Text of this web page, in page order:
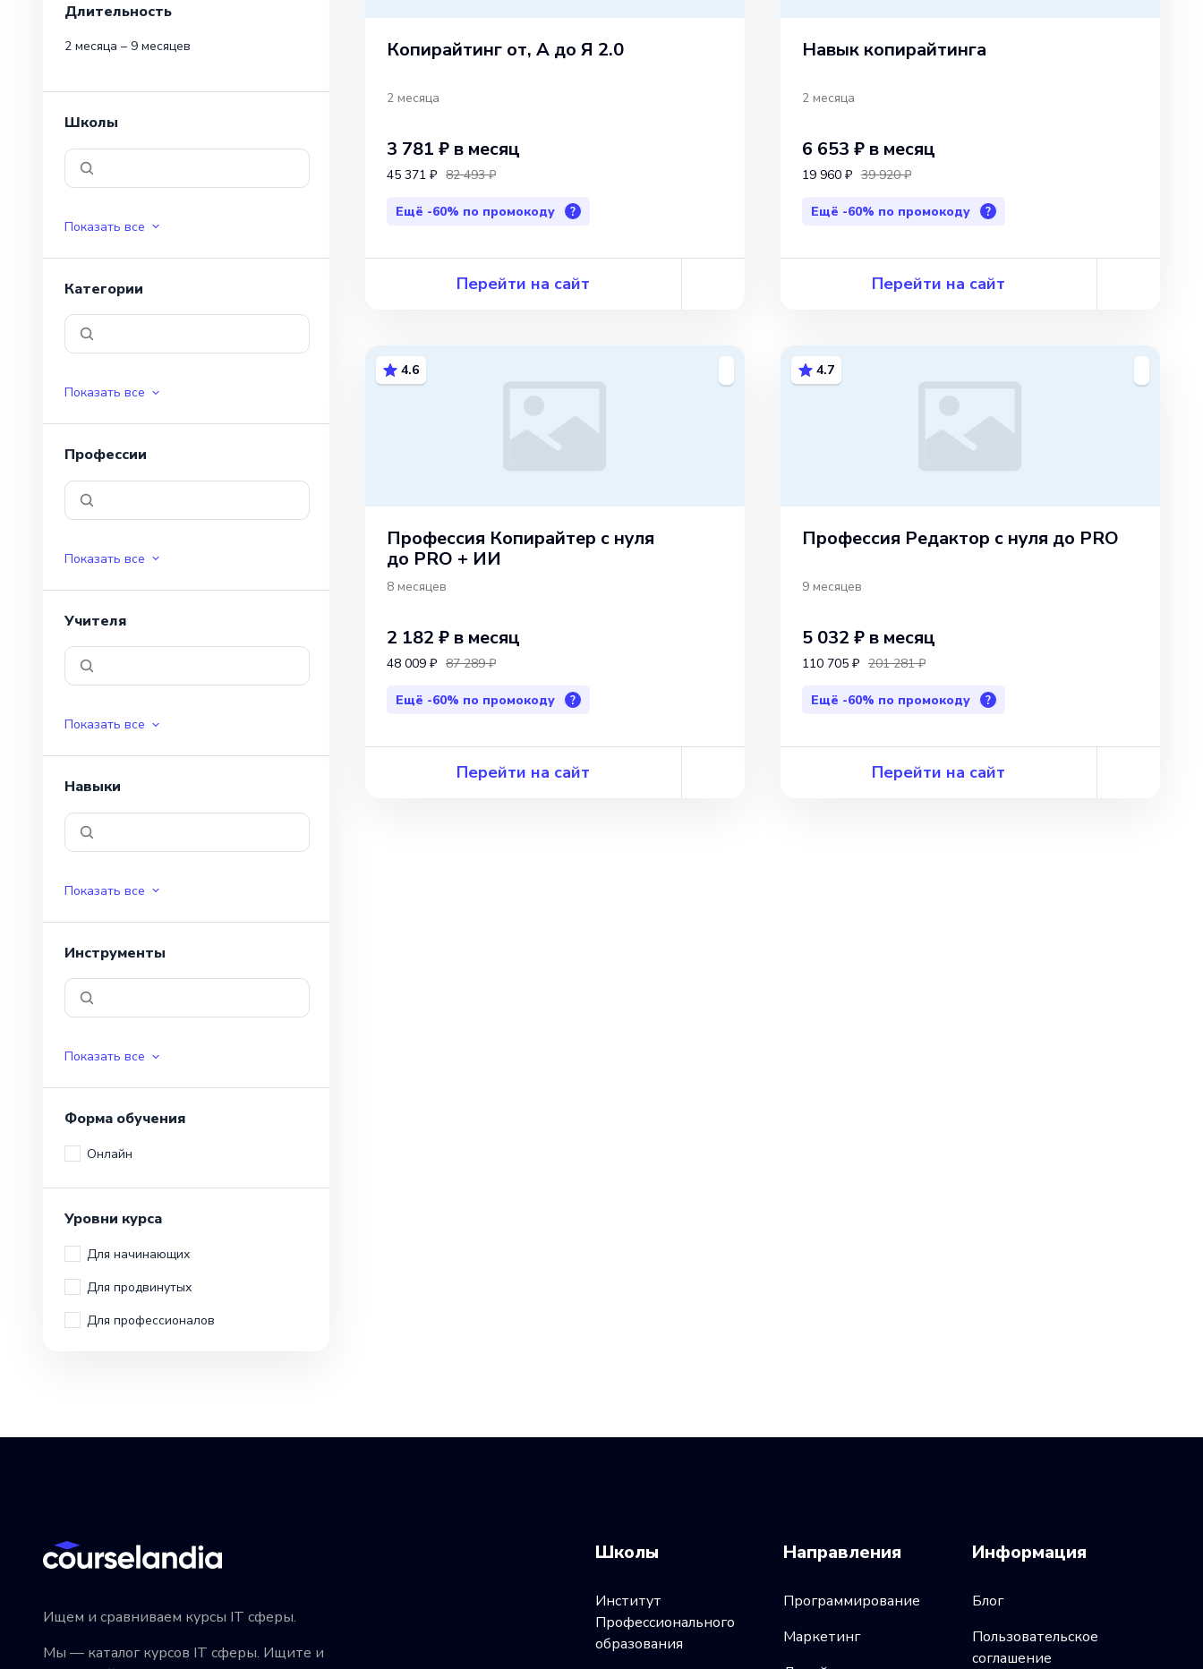
Копирайтинг от, А до Я 2.0
2 месяца
3 781 ₽ в месяц
45 371 ₽ 82 493 ₽
Ещё -60% по промокоду ?
Перейти на сайт
Навык копирайтинга
2 месяца
6 653 ₽ в месяц
19 960 ₽ 39 920 ₽
Ещё -60% по промокоду ?
Перейти на сайт
4.6
Профессия Копирайтер с нуля
до PRO + ИИ
8 месяцев
2 182 ₽ в месяц
48 009 ₽ 87 289 ₽
Ещё -60% по промокоду ?
Перейти на сайт
4.7
Профессия Редактор с нуля до PRO
9 месяцев
5 032 ₽ в месяц
110 705 ₽ 201 281 ₽
Ещё -60% по промокоду ?
Перейти на сайт
Длительность
2 месяца – 9 месяцев
Школы
Показать все
Категории
Показать все
Профессии
Показать все
Учителя
Показать все
Навыки
Показать все
Инструменты
Показать все
Форма обучения
Онлайн
Уровни курса
Для начинающих
Для продвинутых
Для профессионалов
Ищем и сравниваем курсы IT сферы.
Мы — каталог курсов IT сферы. Ищите и
Школы
Институт
Профессионального
образования
Направления
Программирование
Маркетинг
Информация
Блог
Пользовательское
соглашение